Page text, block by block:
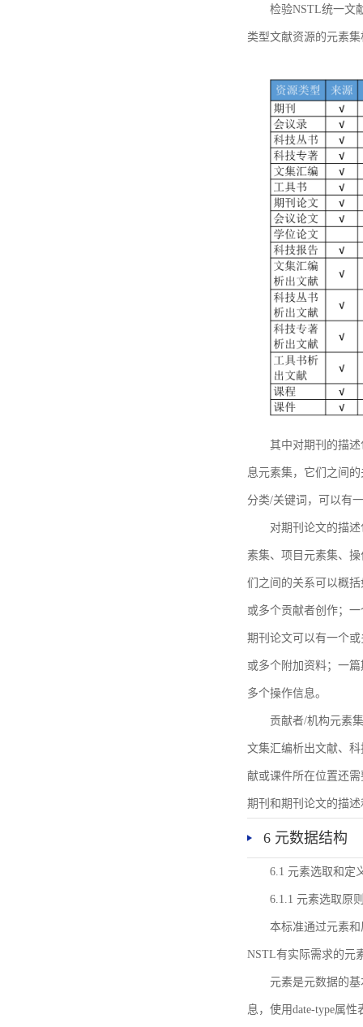
检验NSTL统一文
类型文献资源的元素
其中对期刊的描
息元素集，它们之间
分类/关键词，可以有
对期刊论文的描
素集、项目元素集、
们之间的关系可以概
或多个贡献者创作；
期刊论文可以有一个
或多个附加资料；一
多个操作信息。
贡献者/机构元素
文集汇编析出文献、
献或课件所在位置还
期刊和期刊论文的描
6 元数据结构
6.1 元素选取和定
6.1.1 元素选取原
本标准通过元素
NSTL有实际需求的元
元素是元数据的
息，使用date-type属